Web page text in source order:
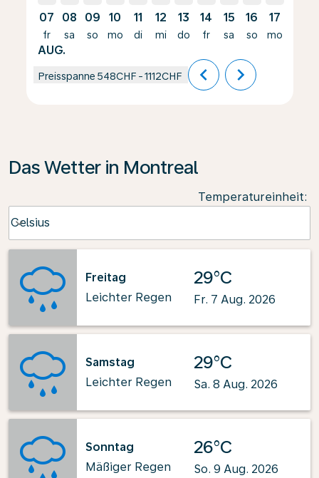
07
fr
AUG.
08
sa
09
so
10
mo
11
di
12
mi
13
do
14
fr
15
sa
16
so
17
mo
Preisspanne 548CHF -1112CHF chevron_left chevron_right
Das Wetter in Montreal
Temperatureinheit:
Celsius
keyboard_arrow_down
Freitag
Leichter Regen
29°C
Fr. 7 Aug. 2026
Samstag
Leichter Regen
29°C
Sa. 8 Aug. 2026
Sonntag
Mäßiger Regen
26°C
So. 9 Aug. 2026